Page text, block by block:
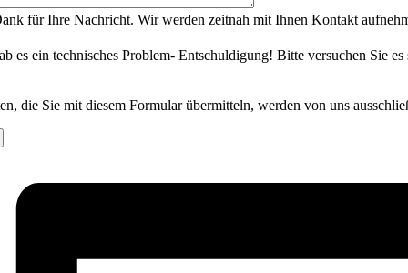
für Ihre Nachricht. Wir werden zeitnah mit Ihnen Kontakt
es ein technisches Problem- Entschuldigung! Bitte versuchen Sie
die Sie mit diesem Formular übermitteln, werden von uns